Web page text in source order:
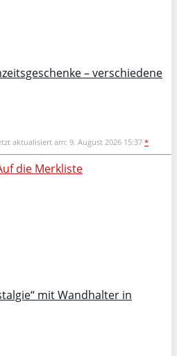
– verschiedene
aktualisiert am: 9. August 2026 15:37 *
die Merkliste
mit Wandhalter in